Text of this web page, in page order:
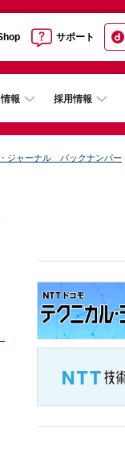
サポート
報 採用情報
ジャーナル バックナンバー